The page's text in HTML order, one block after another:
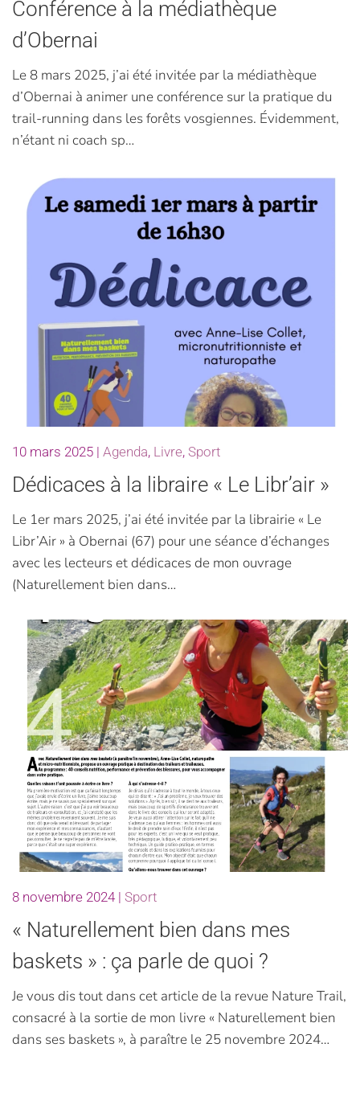
Conférence à la médiathèque
d’Obernai
Le 8 mars 2025, j’ai été invitée par la médiathèque
d’Obernai à animer une conférence sur la pratique du
trail-running dans les forêts vosgiennes. Évidemment,
n’étant ni coach sp…
10 mars 2025 | Agenda, Livre, Sport
Dédicaces à la libraire « Le Libr’air »
Le 1er mars 2025, j’ai été invitée par la librairie « Le
Libr’Air » à Obernai (67) pour une séance d’échanges
avec les lecteurs et dédicaces de mon ouvrage
(Naturellement bien dans…
8 novembre 2024| Sport
« Naturellement bien dans mes
baskets » : ça parle de quoi ?
Je vous dis tout dans cet article de la revue Nature Trail,
consacré à la sortie de mon livre « Naturellement bien
dans ses baskets », à paraître le 25 novembre 2024…